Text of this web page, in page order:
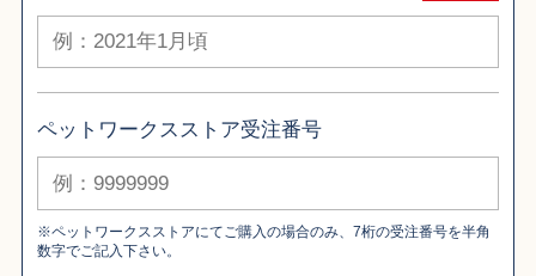
ペットワークスストア受注番号
※ペットワークスストアにてご購入の場合のみ、7桁の受注番号を半角
数字でご記入下さい。